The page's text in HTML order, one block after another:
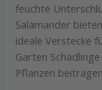
feuchte
Salamander
ideale Verstecke
Garten
Pflanzen